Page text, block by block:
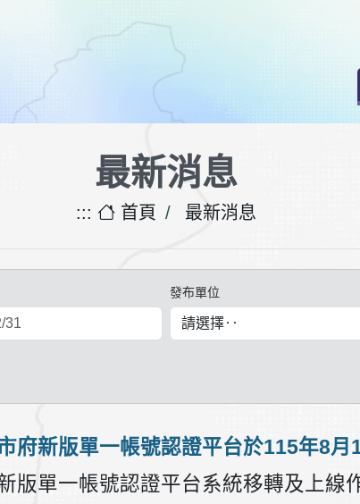
最新消息
::: 首頁 最新消息
發布單位